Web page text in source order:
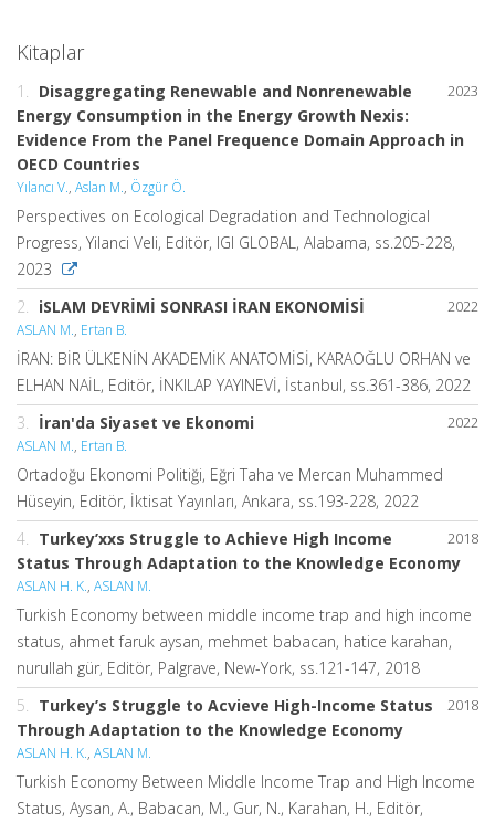
Kitaplar
2023
1. Disaggregating Renewable and Nonrenewable
Energy Consumption in the Energy Growth Nexis:
Evidence From the Panel Frequence Domain Approach in
OECD Countries
Yılancı V., Aslan M., Özgür Ö.
Perspectives on Ecological Degradation and Technological
Progress, Yilanci Veli, Editör, IGI GLOBAL, Alabama, ss.205-228,
2023
2022
2. iSLAM DEVRİMİ SONRASI İRAN EKONOMİSİ
ASLAN M., Ertan B.
İRAN: BİR ÜLKENİN AKADEMİK ANATOMİSİ, KARAOĞLU ORHAN ve
ELHAN NAİL, Editör, İNKILAP YAYINEVİ, İstanbul, ss.361-386, 2022
2022
3. İran'da Siyaset ve Ekonomi
ASLAN M., Ertan B.
Ortadoğu Ekonomi Politiği, Eğri Taha ve Mercan Muhammed
Hüseyin, Editör, İktisat Yayınları, Ankara, ss.193-228, 2022
2018
4. Turkey’xxs Struggle to Achieve High Income
Status Through Adaptation to the Knowledge Economy
ASLAN H. K., ASLAN M.
Turkish Economy between middle income trap and high income
status, ahmet faruk aysan, mehmet babacan, hatice karahan,
nurullah gür, Editör, Palgrave, New-York, ss.121-147, 2018
2018
5. Turkey’s Struggle to Acvieve High-Income Status
Through Adaptation to the Knowledge Economy
ASLAN H. K., ASLAN M.
Turkish Economy Between Middle Income Trap and High Income
Status, Aysan, A., Babacan, M., Gur, N., Karahan, H., Editör,